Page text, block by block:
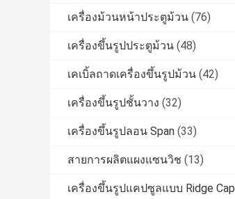
เครื่องม้วนหน้าประตูม้วน (76)
เครื่องขึ้นรูปประตูม้วน (48)
เคเบิ้ลถาดเครื่องขึ้นรูปม้วน (42)
เครื่องขึ้นรูปชั้นวาง (32)
เครื่องขึ้นรูปลอน Span (33)
สายการผลิตแผงแซนวิช (13)
เครื่องขึ้นรูปแคปซูลแบบ Ridge Cap